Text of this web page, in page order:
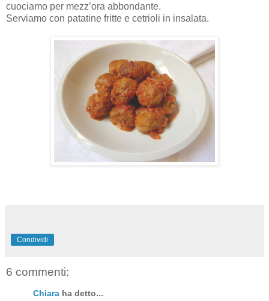
cuociamo per mezz’ora abbondante.
Serviamo con patatine fritte e cetrioli in insalata.
Condividi
6 commenti:
Chiara ha detto...